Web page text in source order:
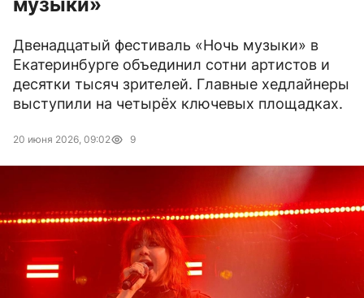
Двенадцатый фестиваль «Ночь музыки» в
Екатеринбурге объединил сотни артистов и
десятки тысяч зрителей. Главные хедлайнеры
выступили на четырёх ключевых площадках.
20 июня 2026, 09:02 9